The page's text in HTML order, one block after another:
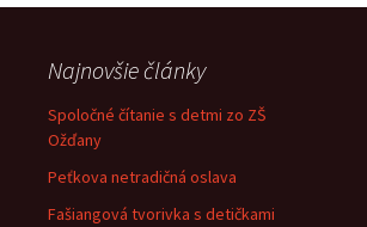
Najnovšie články
Spoločné čítanie s detmi zo ZŠ
Ožďany
Peťkova netradičná oslava
Fašiangová tvorivka s detičkami